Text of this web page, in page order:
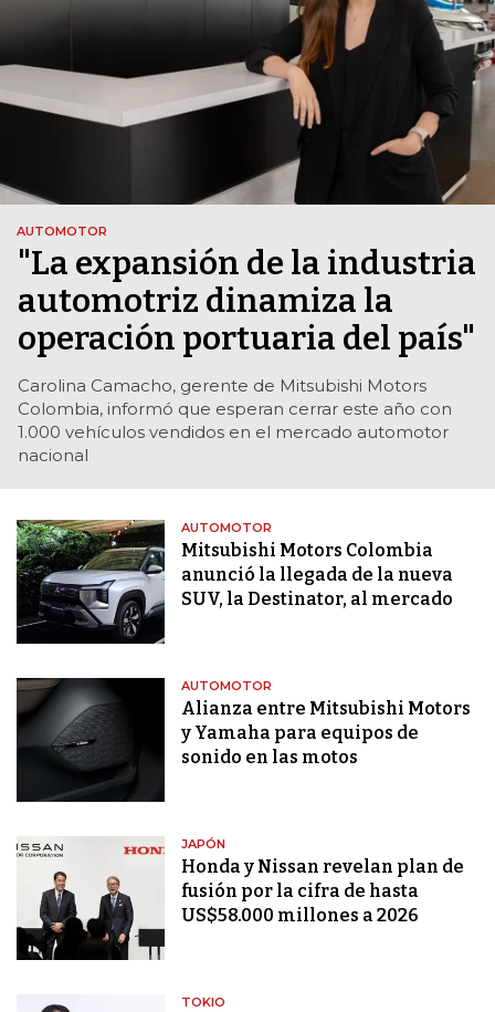
AUTOMOTOR
"La expansión de la industria
automotriz dinamiza la
operación portuaria del país"
Carolina Camacho, gerente de Mitsubishi Motors
Colombia, informó que esperan cerrar este año con
1.000 vehículos vendidos en el mercado automotor
nacional
AUTOMOTOR
Mitsubishi Motors Colombia
anunció la llegada de la nueva
SUV, la Destinator, al mercado
AUTOMOTOR
Alianza entre Mitsubishi Motors
y Yamaha para equipos de
sonido en las motos
JAPÓN
Honda y Nissan revelan plan de
fusión por la cifra de hasta
US$58.000 millones a 2026
TOKIO